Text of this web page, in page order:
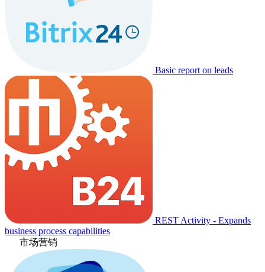
Basic report on leads
REST Activity - Expands
business process capabilities
市场营销